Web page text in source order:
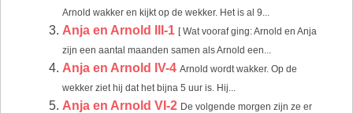
Arnold wakker en kijkt op de wekker. Het is al 9...
Anja en Arnold III-1 [ Wat vooraf ging: Arnold en Anja
zijn een aantal maanden samen als Arnold een...
Anja en Arnold IV-4 Arnold wordt wakker. Op de
wekker ziet hij dat het bijna 5 uur is. Hij...
Anja en Arnold VI-2 De volgende morgen zijn ze er